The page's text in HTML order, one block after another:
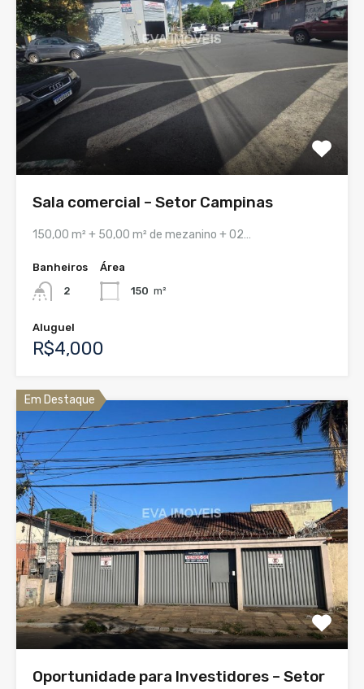
Sala comercial – Setor Campinas
150,00 m² + 50,00 m² de mezanino + 02…
Banheiros
2
Área
150 m²
Aluguel
R$4,000
Em Destaque
Oportunidade para Investidores – Setor